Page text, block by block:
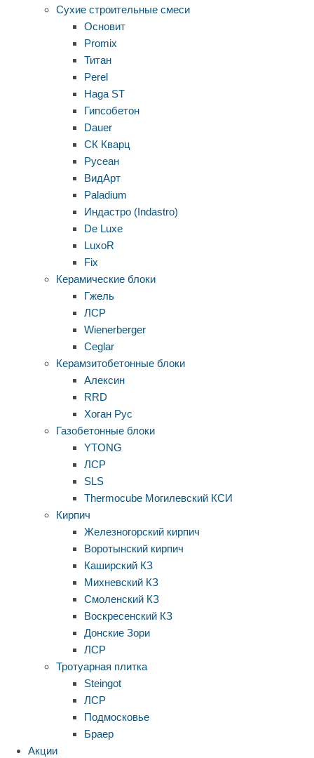
Сухие строительные смеси
Основит
Promix
Титан
Perel
Haga ST
Гипсобетон
Dauer
СК Кварц
Русеан
ВидАрт
Paladium
Индастро (Indastro)
De Luxe
LuxoR
Fix
Керамические блоки
Гжель
ЛСР
Wienerberger
Ceglar
Керамзитобетонные блоки
Алексин
RRD
Хоган Рус
Газобетонные блоки
YTONG
ЛСР
SLS
Thermocube Могилевский КСИ
Кирпич
Железногорский кирпич
Воротынский кирпич
Каширский КЗ
Михневский КЗ
Смоленский КЗ
Воскресенский КЗ
Донские Зори
ЛСР
Тротуарная плитка
Steingot
ЛСР
Подмосковье
Браер
Акции